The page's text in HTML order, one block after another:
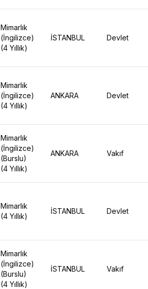
Mimarlık
(İngilizce)
(4 Yıllık)
İSTANBUL Devlet
Mimarlık
(İngilizce)
(4 Yıllık)
ANKARA Devlet
Mimarlık
(İngilizce)
(Burslu)
(4 Yıllık)
ANKARA Vakıf
Mimarlık
(4 Yıllık)
İSTANBUL Devlet
Mimarlık
(İngilizce)
(Burslu)
(4 Yıllık)
İSTANBUL Vakıf